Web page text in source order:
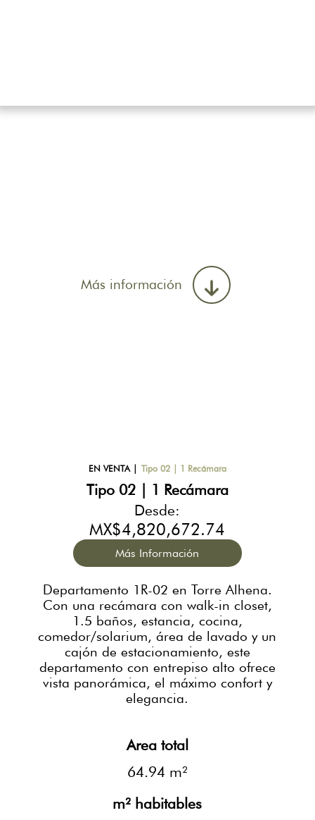
Más información
EN VENTA| Tipo 02 | 1 Recámara
Tipo 02 | 1 Recámara
Desde:
MX$4,820,672.74
Más Información
Departamento 1R-02 en Torre Alhena.
Con una recámara con walk-in closet,
1.5 baños, estancia, cocina,
comedor/solarium, área de lavado y un
cajón de estacionamiento, este
departamento con entrepiso alto ofrece
vista panorámica, el máximo confort y
elegancia.
Area total
64.94 m²
m² habitables